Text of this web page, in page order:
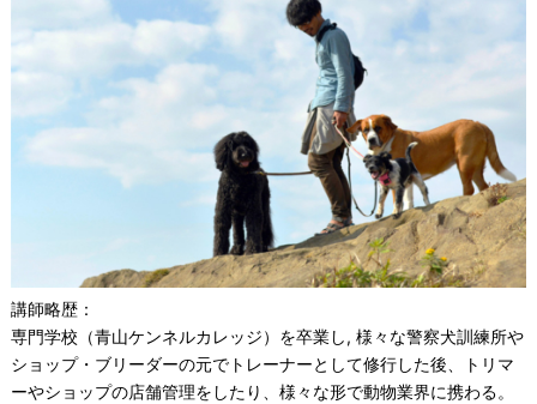
講師略歴：
専門学校（青山ケンネルカレッジ）を卒業し, 様々な警察犬訓練所や
ショップ・ブリーダーの元でトレーナーとして修行した後、トリマ
ーやショップの店舗管理をしたり、様々な形で動物業界に携わる。